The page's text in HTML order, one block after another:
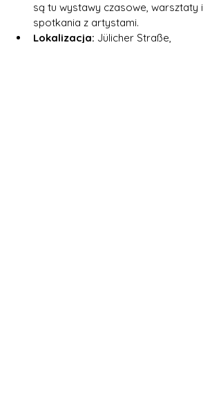
są tu wystawy czasowe, warsztaty i
spotkania z artystami.
Lokalizacja: Jülicher Straße,